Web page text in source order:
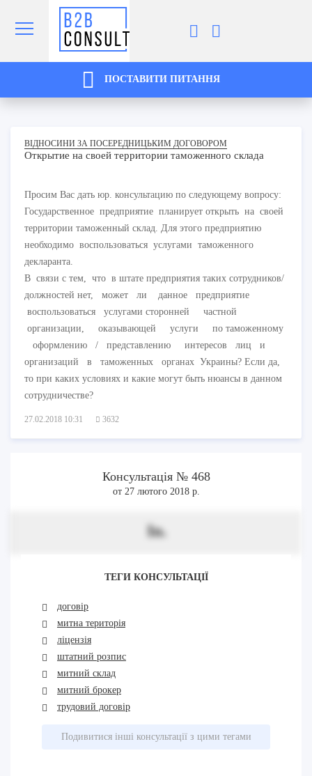
ПОСТАВИТИ ПИТАННЯ
ВІДНОСИНИ ЗА ПОСЕРЕДНИЦЬКИМ ДОГОВОРОМ
Открытие на своей территории таможенного склада
Просим Вас дать юр. консультацию по следующему вопросу:
Государственное предприятие планирует открыть на своей
территории таможенный склад. Для этого предприятию
необходимо воспользоваться услугами таможенного
декларанта.
В связи с тем, что в штате предприятия таких сотрудников/
должностей нет, может ли данное предприятие
воспользоваться услугами сторонней частной
организации, оказывающей услуги по таможенному
оформлению / представлению интересов лиц и
организаций в таможенных органах Украины? Если да,
то при каких условиях и какие могут быть нюансы в данном
сотрудничестве?
27.02.2018 10:31 3632
Консультація № 468
от 27 лютого 2018 р.
In.
ТЕГИ КОНСУЛЬТАЦІЇ
договір
митна територія
ліцензія
штатний розпис
митний склад
митний брокер
трудовий договір
Подивитися інші консультації з цими тегами